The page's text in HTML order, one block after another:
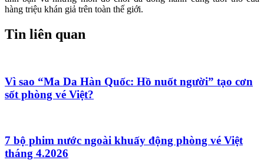
hàng triệu khán giả trên toàn thế giới.
Tin liên quan
Vì sao “Ma Da Hàn Quốc: Hồ nuốt người” tạo cơn
sốt phòng vé Việt?
7 bộ phim nước ngoài khuấy động phòng vé Việt
tháng 4.2026